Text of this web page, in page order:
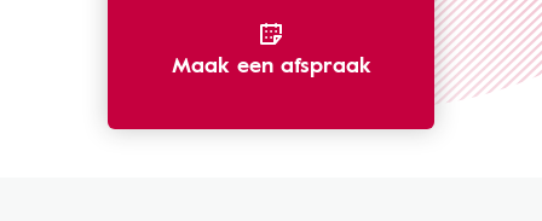
Maak een afspraak